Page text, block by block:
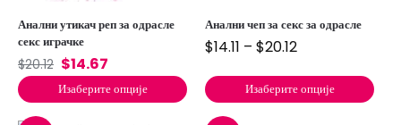
Анални утикач реп за одрасле
секс играчке
$20.12 $14.67
Изаберите опције
Анални чеп за секс за одрасле
$14.11 – $20.12
Изаберите опције